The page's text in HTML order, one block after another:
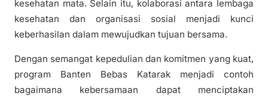
kesehatan mata. Selain itu, kolaborasi antara lembaga
kesehatan dan organisasi sosial menjadi kunci
keberhasilan dalam mewujudkan tujuan bersama.
Dengan semangat kepedulian dan komitmen yang kuat,
program Banten Bebas Katarak menjadi contoh
bagaimana kebersamaan dapat menciptakan